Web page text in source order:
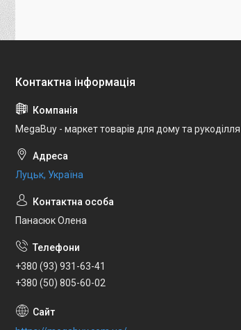
MegaBuy - маркет товарів для дому та рукоділля
Луцьк, Україна
Панасюк Олена
+380 (93) 931-63-41
+380 (50) 805-60-02